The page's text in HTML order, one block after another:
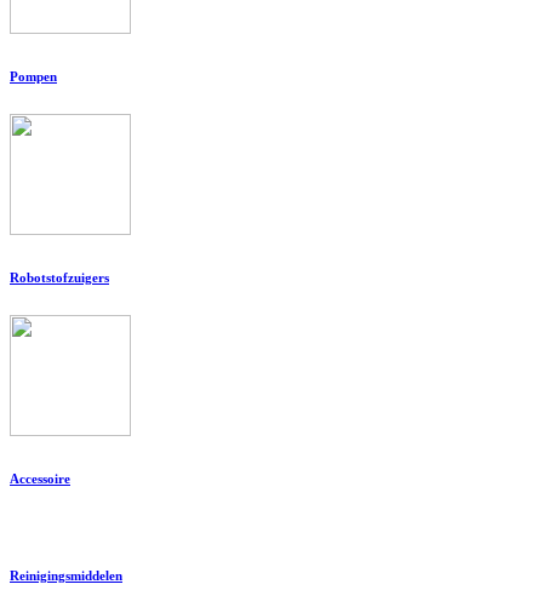
Pompen
Robotstofzuigers
Accessoire
Reinigingsmiddelen